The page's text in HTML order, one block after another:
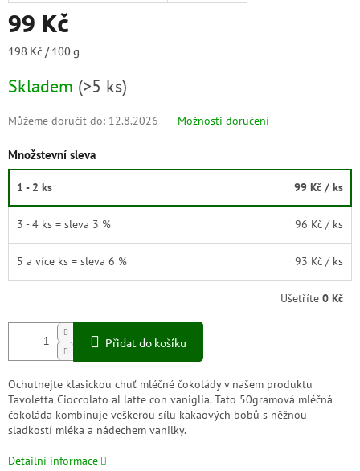
99 Kč
Měrná
198 Kč / 100 g
Skladem (>5 ks)
Můžeme doručit do: 12.8.2026 Možnosti doručení
Množstevní sleva
1 - 2 ks 99 Kč / ks
3 - 4 ks = sleva 3 % 96 Kč / ks
5 a více ks = sleva 6 % 93 Kč / ks
Ušetříte 0 Kč
Přidat do košíku
Ochutnejte klasickou chuť mléčné čokolády v našem produktu
Tavoletta Cioccolato al latte con vaniglia. Tato 50gramová mléčná
čokoláda kombinuje veškerou sílu kakaových bobů s něžnou
sladkostí mléka a nádechem vanilky.
Detailní informace